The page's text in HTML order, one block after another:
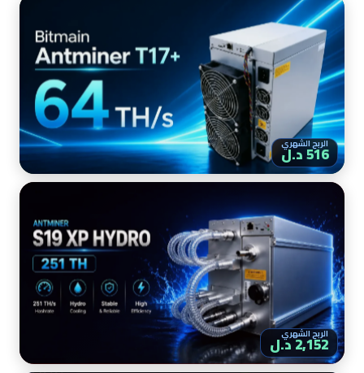
الربح الشهري
516 د.ل
الربح الشهري
2,152 د.ل